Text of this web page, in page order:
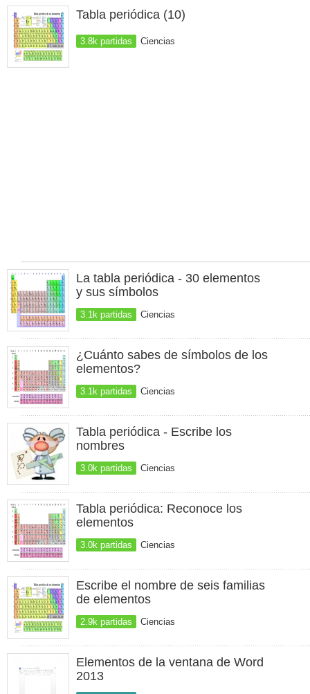
Tabla periódica (10)
3.8k partidas Ciencias
La tabla periódica - 30 elementos
y sus símbolos
3.1k partidas Ciencias
¿Cuánto sabes de símbolos de los
elementos?
3.1k partidas Ciencias
Tabla periódica - Escribe los
nombres
3.0k partidas Ciencias
Tabla periódica: Reconoce los
elementos
3.0k partidas Ciencias
Escribe el nombre de seis familias
de elementos
2.9k partidas Ciencias
Elementos de la ventana de Word
2013